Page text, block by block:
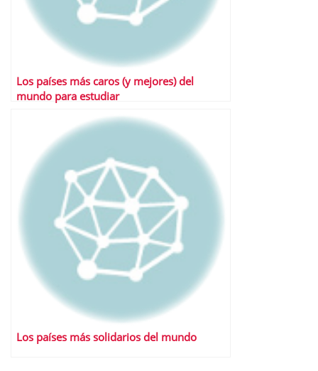
Los países más caros (y mejores) del
mundo para estudiar
Los países más solidarios del mundo